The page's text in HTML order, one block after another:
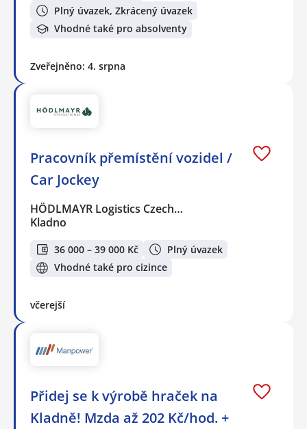
Plný úvazek, Zkrácený úvazek
Vhodné také pro absolventy
Zveřejněno: 4. srpna
Pracovník přemístění vozidel /
Car Jockey
HÖDLMAYR Logistics Czech…
Kladno
36 000 – 39 000 Kč
Plný úvazek
Vhodné také pro cizince
včerejší
Přidej se k výrobě hraček na
Kladně! Mzda až 202 Kč/hod. +